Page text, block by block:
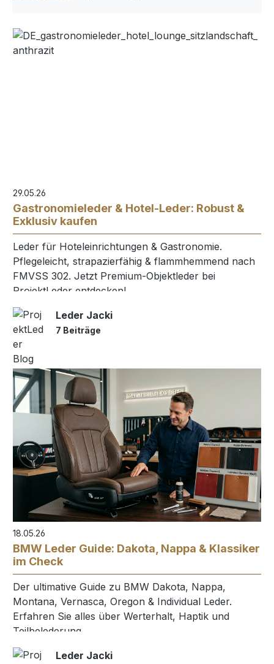
29.05.26
Gastronomieleder & Hotel-Leder: Robust &
Exklusiv kaufen
Leder für Hoteleinrichtungen & Gastronomie.
Pflegeleicht, strapazierfähig & flammhemmend nach
FMVSS 302. Jetzt Premium-Objektleder bei
ProjektLeder entdecken!
Leder Jacki
7 Beiträge
18.05.26
BMW Leder Guide: Dakota, Nappa & Klassiker
im Check
Der ultimative Guide zu BMW Dakota, Nappa,
Montana, Vernasca, Oregon & Individual Leder.
Erfahren Sie alles über Werterhalt, Haptik und
Teilbelederung.
Leder Jacki